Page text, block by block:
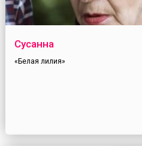
Сусанна
«Белая лилия»